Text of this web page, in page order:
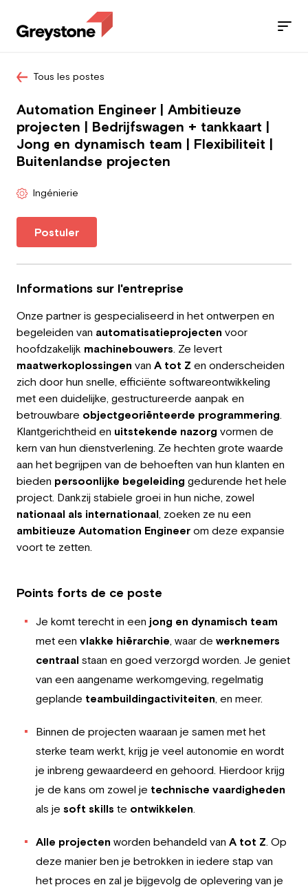
Travailleur
Employeur
Travailler chez Greystone
À propos de nous
Notre équipe
FR
Jobs
Nos services
Secteurs
Blog
Tous les postes
Automation Engineer | Ambitieuze
projecten | Bedrijfswagen + tankkaart |
Jong en dynamisch team | Flexibiliteit |
Buitenlandse projecten
Ingénierie
Postuler
Informations sur l'entreprise
Onze partner is gespecialiseerd in het ontwerpen en
begeleiden van automatisatieprojecten voor
hoofdzakelijk machinebouwers. Ze levert
maatwerkoplossingen van A tot Z en onderscheiden
zich door hun snelle, efficiënte softwareontwikkeling
met een duidelijke, gestructureerde aanpak en
betrouwbare objectgeoriënteerde programmering.
Klantgerichtheid en uitstekende nazorg vormen de
kern van hun dienstverlening. Ze hechten grote waarde
aan het begrijpen van de behoeften van hun klanten en
bieden persoonlijke begeleiding gedurende het hele
project. Dankzij stabiele groei in hun niche, zowel
nationaal als internationaal, zoeken ze nu een
ambitieuze Automation Engineer om deze expansie
voort te zetten.
Points forts de ce poste
Je komt terecht in een jong en dynamisch team
met een vlakke hiërarchie, waar de werknemers
centraal staan en goed verzorgd worden. Je geniet
van een aangename werkomgeving, regelmatig
geplande teambuildingactiviteiten, en meer.
Binnen de projecten waaraan je samen met het
sterke team werkt, krijg je veel autonomie en wordt
je inbreng gewaardeerd en gehoord. Hierdoor krijg
je de kans om zowel je technische vaardigheden
als je soft skills te ontwikkelen.
Alle projecten worden behandeld van A tot Z. Op
deze manier ben je betrokken in iedere stap van
het proces en zal je bijgevolg de oplevering van je